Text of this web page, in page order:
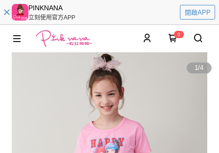
PINKNANA
立刻使用官方APP
開啟APP
0
1/4